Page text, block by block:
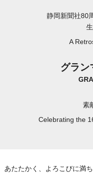
静岡新聞社80
A
グラン
素
Celebrating the
あたたかく、よろこびに満